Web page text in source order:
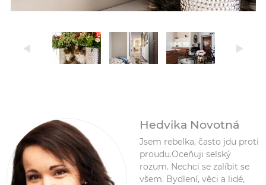
Hedvika Novotná
Jsem rebelka, často jdu proti
proudu.Oceňuji selský
rozum. Nechci se zalíbit se
všem. Bydlení, věci a lidé,